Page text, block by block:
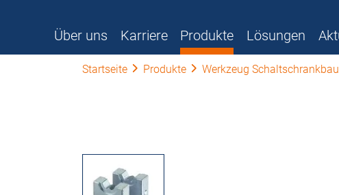
Über uns Karriere Produkte Lösungen
Startseite Produkte Werkzeug Schaltschrankbau